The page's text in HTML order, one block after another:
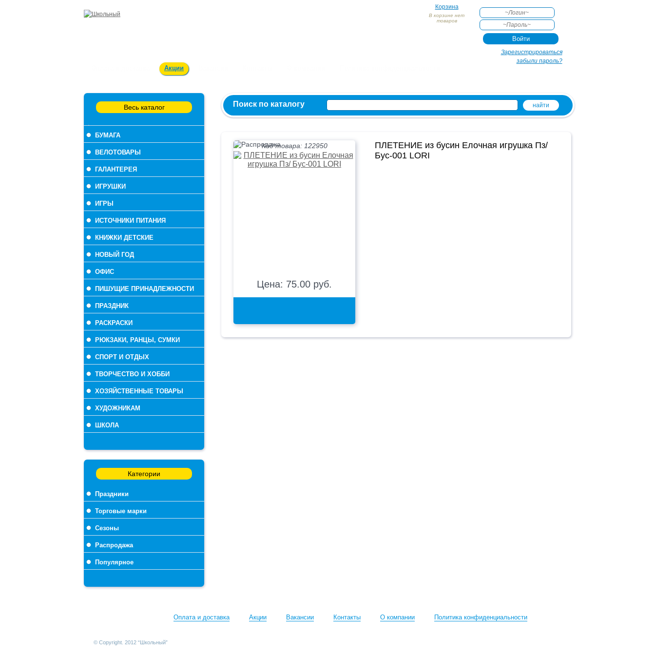
Корзина
В корзине нет
товаров
Зарегистрироваться
забыли пароль?
Акции
Весь каталог
БУМАГА
ВЕЛОТОВАРЫ
ГАЛАНТЕРЕЯ
ИГРУШКИ
ИГРЫ
ИСТОЧНИКИ ПИТАНИЯ
КНИЖКИ ДЕТСКИЕ
НОВЫЙ ГОД
ОФИС
ПИШУЩИЕ ПРИНАДЛЕЖНОСТИ
ПРАЗДНИК
РАСКРАСКИ
РЮКЗАКИ, РАНЦЫ, СУМКИ
СПОРТ И ОТДЫХ
ТВОРЧЕСТВО И ХОББИ
ХОЗЯЙСТВЕННЫЕ ТОВАРЫ
ХУДОЖНИКАМ
ШКОЛА
Категории
Праздники
Торговые марки
Сезоны
Распродажа
Популярное
Поиск по каталогу
Код товара: 122950
Цена: 75.00 руб.
ПЛЕТЕНИЕ из бусин Елочная игрушка Пз/
Бус-001 LORI
Оплата и доставка Акции Вакансии Контакты О компании Политика конфиденциальности
© Copyright. 2012 “Школьный”